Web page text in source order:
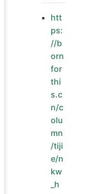
htt
ps:
//b
orn
for
thi
s.c
n/c
olu
mn
/tiji
e/n
kw
_h